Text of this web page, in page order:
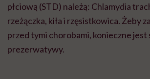
płciową (STD) należą: Chlamydia
rzeżączka, kiła i rzęsistkowica. Żeby
przed tymi chorobami, konieczne
prezerwatywy.